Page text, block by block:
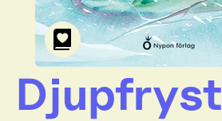
Djupfryst